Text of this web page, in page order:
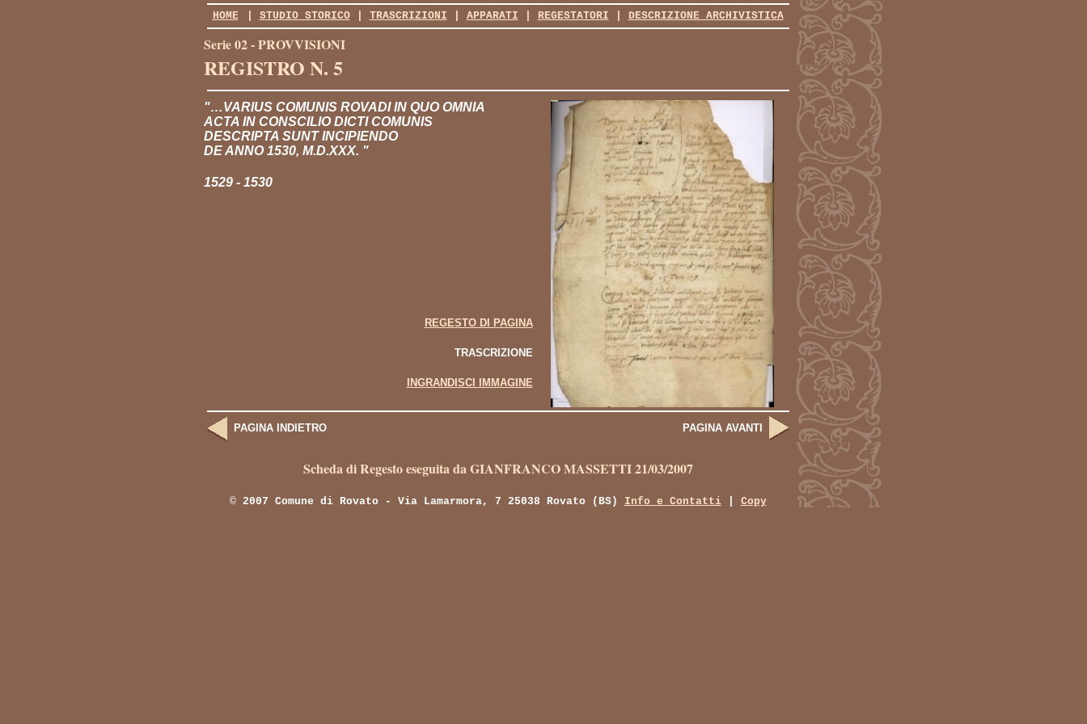
HOME STUDIO STORICO| TRASCRIZIONI APPARATI REGESTATORI DESCRIZIONE ARCHIVISTICA
Serie 02 - PROVVISIONI
REGISTRO N. 5
"…VARIUS COMUNIS ROVADI IN QUO OMNIA
ACTA IN CONSCILIO DICTI COMUNIS
DESCRIPTA SUNT INCIPIENDO
DE ANNO 1530, M.D.XXX. "
1529 - 1530
REGESTO DI PAGINA
TRASCRIZIONE
INGRANDISCI IMMAGINE
PAGINA INDIETRO PAGINA AVANTI
Scheda di Regesto eseguita da GIANFRANCO MASSETTI 21/03/2007
© 2007 Comune di Rovato - Via Lamarmora, 7 25038 Rovato (BS) Info e Contatti| Copy